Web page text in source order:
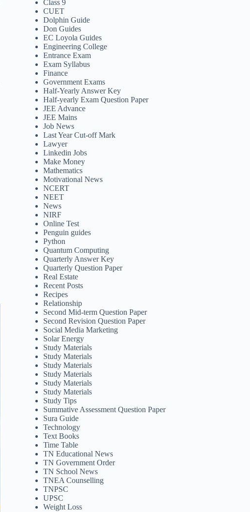
Class 9
CUET
Dolphin Guide
Don Guides
EC Loyola Guides
Engineering College
Entrance Exam
Exam Syllabus
Finance
Government Exams
Half-Yearly Answer Key
Half-yearly Exam Question Paper
JEE Advance
JEE Mains
Job News
Last Year Cut-off Mark
Lawyer
Linkedin Jobs
Make Money
Mathematics
Motivational News
NCERT
NEET
News
NIRF
Online Test
Penguin guides
Python
Quantum Computing
Quarterly Answer Key
Quarterly Question Paper
Real Estate
Recent Posts
Recipes
Relationship
Second Mid-term Question Paper
Second Revision Question Paper
Social Media Marketing
Solar Energy
Study Materials
Study Materials
Study Materials
Study Materials
Study Materials
Study Materials
Study Tips
Summative Assessment Question Paper
Sura Guide
Technology
Text Books
Time Table
TN Educational News
TN Government Order
TN School News
TNEA Counselling
TNPSC
UPSC
Weight Loss